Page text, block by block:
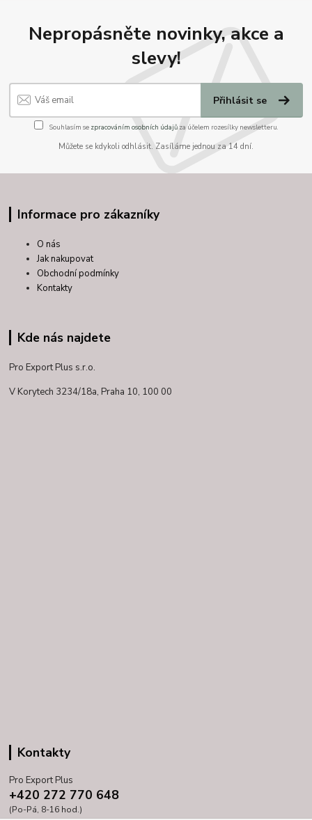
Nepropásněte novinky, akce a
slevy!
Přihlásit se
Souhlasím se zpracováním osobních údajůza účelem rozesílky newsletteru.
Můžete se kdykoli odhlásit. Zasíláme jednou za 14 dní.
Informace pro zákazníky
O nás
Jak nakupovat
Obchodní podmínky
Kontakty
Kde nás najdete
Pro Export Plus s.r.o.
V Korytech 3234/18a, Praha 10, 100 00
Kontakty
Pro Export Plus
+420 272 770 648
(Po-Pá, 8-16 hod.)